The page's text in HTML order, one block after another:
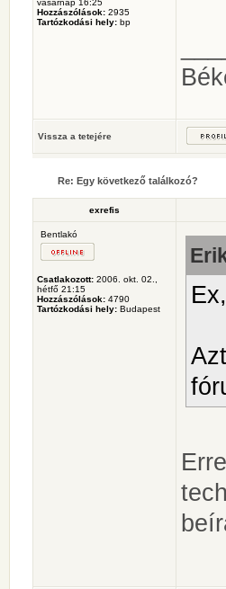
vasárnap 16:25
Hozzászólások: 2935
Tartózkodási hely: bp
Vissza a tetejére
Re: Egy következő találkozó?
exrefis
Bentlakó
Csatlakozott: 2006. okt. 02.,
hétfő 21:15
Hozzászólások: 4790
Tartózkodási hely: Budapest